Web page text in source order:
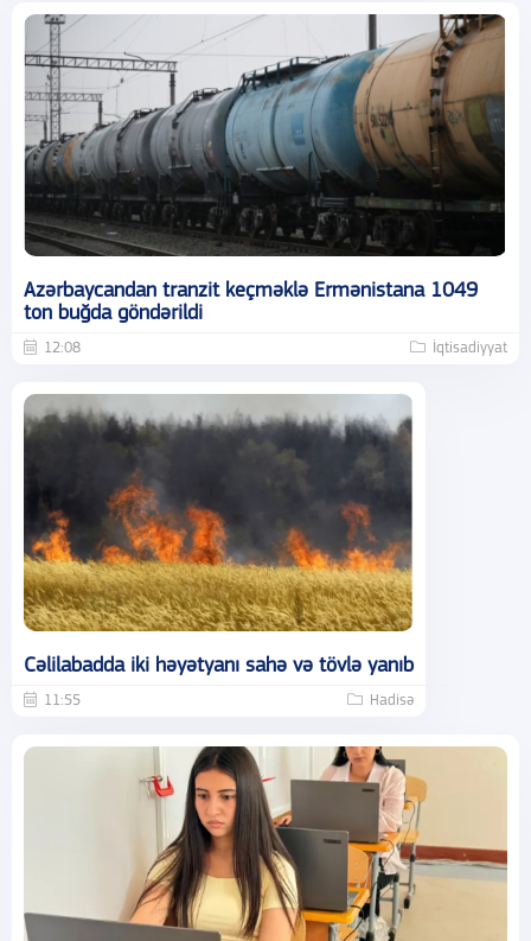
Azərbaycandan tranzit keçməklə Ermənistana 1049
ton buğda göndərildi
12:08 İqtisadiyyat
Cəlilabadda iki həyətyanı sahə və tövlə yanıb
11:55 Hadisə